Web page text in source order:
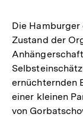
Die Hamburger
Zustand der
ernüchternden
einer kleinen
von